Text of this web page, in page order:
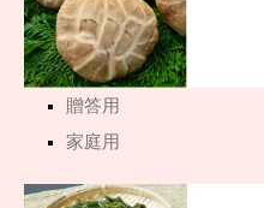
贈答用
家庭用